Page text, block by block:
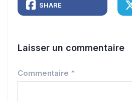
SHARE
Laisser un commentaire
Commentaire *